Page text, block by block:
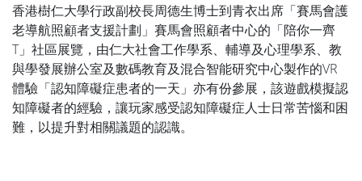
香港樹仁大學行政副校長周德生博士到青衣出席「賽馬會護
老導航照顧者支援計劃」賽馬會照顧者中心的「陪你一齊
T」社區展覽，由仁大社會工作學系、輔導及心理學系、教
與學發展辦公室及數碼教育及混合智能研究中心製作的VR
體驗「認知障礙症患者的一天」亦有份參展，該遊戲模擬認
知障礙者的經驗，讓玩家感受認知障礙症人士日常苦惱和困
難，以提升對相關議題的認識。